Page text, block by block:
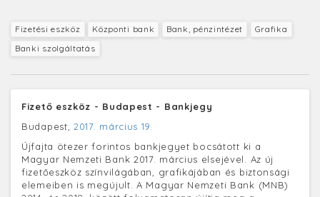
Fizetési eszköz Központi bank Bank, pénzintézet
Grafika
Banki szolgáltatás
Fizető eszköz - Budapest - Bankjegy
Budapest, 2017. március 19.
Újfajta ötezer forintos bankjegyet bocsátott ki a
Magyar Nemzeti Bank 2017. március elsejével. Az új
fizetőeszköz színvilágában, grafikájában és biztonsági
elemeiben is megújult. A Magyar Nemzeti Bank (MNB)